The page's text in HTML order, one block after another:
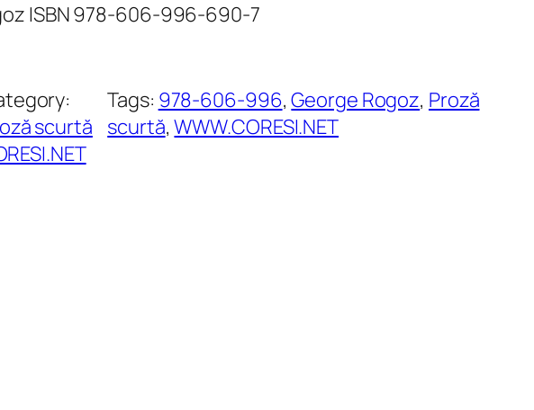
ISBN 978-606-996-690-7
scurtă
Tags: 978-606-996, George Rogoz, Proză
scurtă, WWW.CORESI.NET